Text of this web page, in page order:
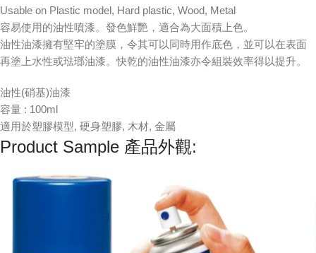
Usable on Plastic model, Hard plastic, Wood, Metal
容易使用的油性噴漆。發色鮮艷，適合為大面積上色。
油性油漆擁有堅牢的塗膜，令其可以同時用作底色，並可以在表面
再塗上水性或琺瑯油漆。快乾的油性油漆亦令組裝效率得以提升。
油性(硝基)油漆
容量 : 100ml
適用於塑膠模型, 硬身塑膠, 木材, 金屬
Product Sample 產品外觀: